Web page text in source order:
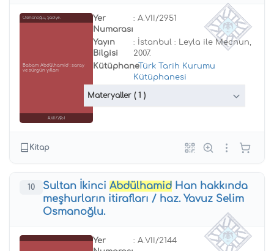
Osmanoğlu, Şadiye.
Babam Abdülhamid : saray
ve sürgün yılları
A.VII/2951
Yer
Numarası
: A.VII/2951
Yayın
Bilgisi
: İstanbul : Leyla ile Mecnun,
2007.
Kütüphane
:Türk Tarih Kurumu
Kütüphanesi
Materyaller ( 1 )
Kitap
10 Sultan İkinci Abdülhamid Han hakkında
meşhurların itirafları / haz. Yavuz Selim
Osmanoğlu.
Yer
: A.VII/2144